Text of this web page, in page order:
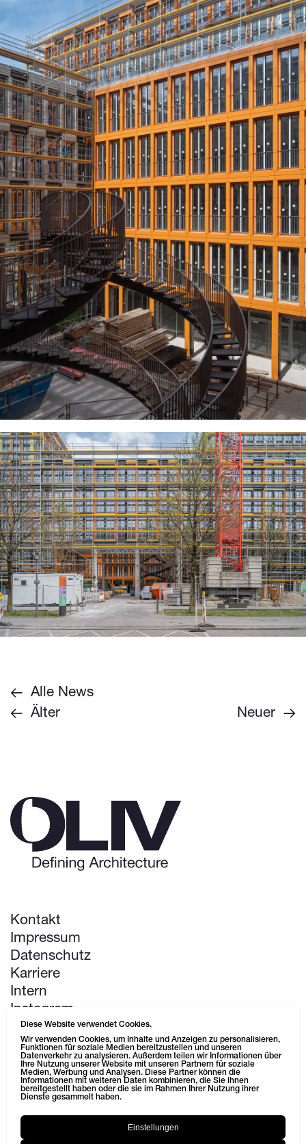
Alle News
Älter
Neuer
Kontakt
Impressum
Datenschutz
Karriere
Intern
Instagram
LinkedIn
Pinterest
Next up: Life Science Campus
Diese Website verwendet Cookies.
Wir verwenden Cookies, um Inhalte und Anzeigen zu personalisieren,
Funktionen für soziale Medien bereitzustellen und unseren
Datenverkehr zu analysieren. Außerdem teilen wir Informationen über
Ihre Nutzung unserer Website mit unseren Partnern für soziale
Medien, Werbung und Analysen. Diese Partner können die
Informationen mit weiteren Daten kombinieren, die Sie ihnen
bereitgestellt haben oder die sie im Rahmen Ihrer Nutzung ihrer
Dienste gesammelt haben.
Einstellungen